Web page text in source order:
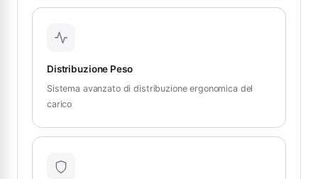
Distribuzione Peso
Sistema avanzato di distribuzione ergonomica del
carico